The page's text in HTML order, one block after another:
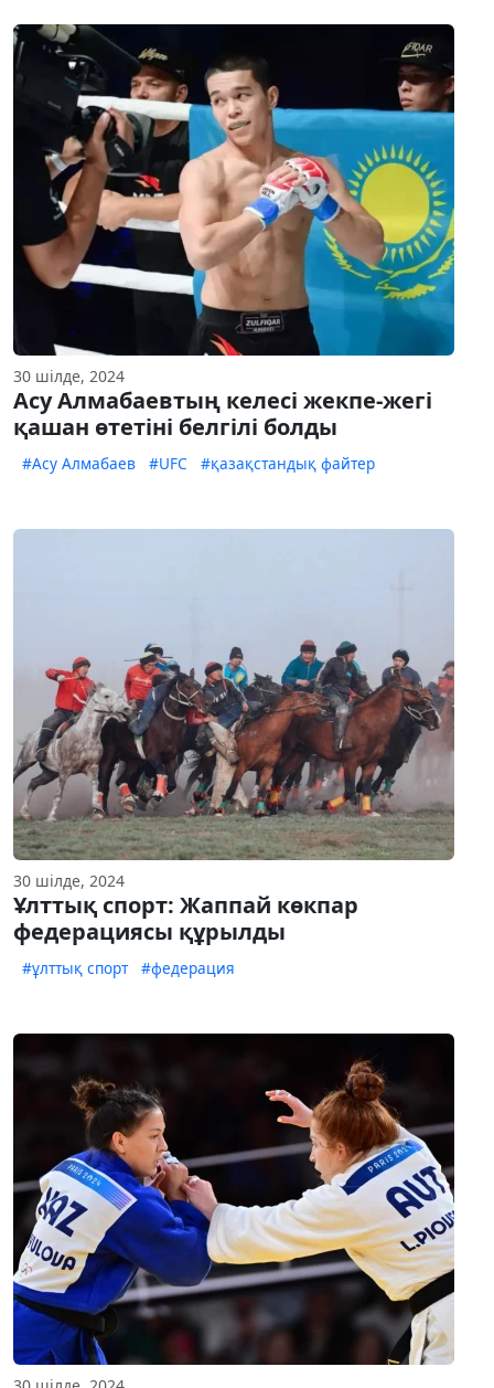
30 шілде, 2024
Асу Алмабаевтың келесі жекпе-жегі
қашан өтетіні белгілі болды
#Асу Алмабаев #UFC #қазақстандық файтер
30 шілде, 2024
Ұлттық спорт: Жаппай көкпар
федерациясы құрылды
#ұлттық спорт #федерация